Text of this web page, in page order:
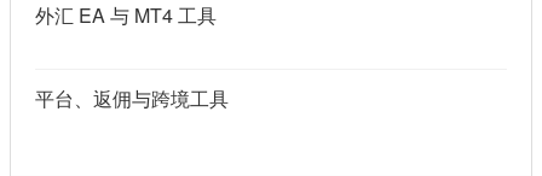
外汇 EA 与 MT4 工具
平台、返佣与跨境工具